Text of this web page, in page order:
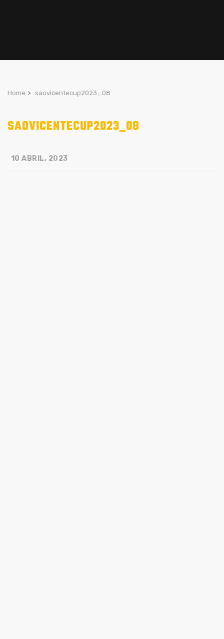
Home > saovicentecup2023_08
SAOVICENTECUP2023_08
10 ABRIL, 2023